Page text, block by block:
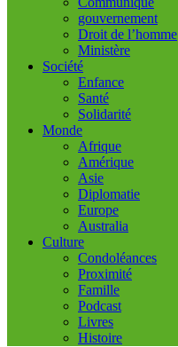
gouvernement
Droit de l’homme
Ministère
Société
Enfance
Santé
Solidarité
Monde
Afrique
Amérique
Asie
Diplomatie
Europe
Australia
Culture
Condoléances
Proximité
Famille
Podcast
Livres
Histoire